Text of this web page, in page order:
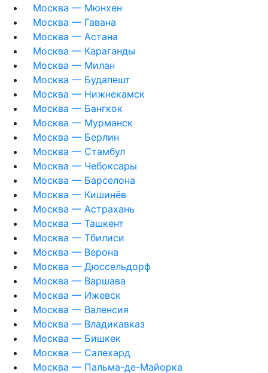
Москва — Мюнхен
Москва — Гавана
Москва — Астана
Москва — Караганды
Москва — Милан
Москва — Будапешт
Москва — Нижнекамск
Москва — Бангкок
Москва — Мурманск
Москва — Берлин
Москва — Стамбул
Москва — Чебоксары
Москва — Барселона
Москва — Кишинёв
Москва — Астрахань
Москва — Ташкент
Москва — Тбилиси
Москва — Верона
Москва — Дюссельдорф
Москва — Варшава
Москва — Ижевск
Москва — Валенсия
Москва — Владикавказ
Москва — Бишкек
Москва — Салехард
Москва — Пальма-де-Майорка